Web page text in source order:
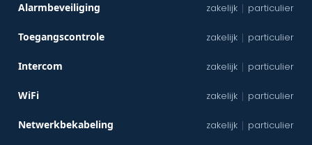
Alarmbeveiliging zakelijk | particulier
Toegangscontrole zakelijk | particulier
Intercom zakelijk | particulier
WiFi zakelijk | particulier
Netwerkbekabeling zakelijk | particulier